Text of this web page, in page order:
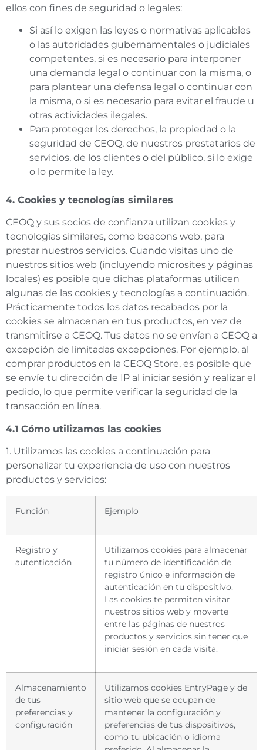
ellos con fines de seguridad o legales:
Si así lo exigen las leyes o normativas aplicables
o las autoridades gubernamentales o judiciales
competentes, si es necesario para interponer
una demanda legal o continuar con la misma, o
para plantear una defensa legal o continuar con
la misma, o si es necesario para evitar el fraude u
otras actividades ilegales.
Para proteger los derechos, la propiedad o la
seguridad de CEOQ, de nuestros prestatarios de
servicios, de los clientes o del público, si lo exige
o lo permite la ley.
4. Cookies y tecnologías similares
CEOQ y sus socios de confianza utilizan cookies y
tecnologías similares, como beacons web, para
prestar nuestros servicios. Cuando visitas uno de
nuestros sitios web (incluyendo microsites y páginas
locales) es posible que dichas plataformas utilicen
algunas de las cookies y tecnologías a continuación.
Prácticamente todos los datos recabados por la
cookies se almacenan en tus productos, en vez de
transmitirse a CEOQ. Tus datos no se envían a CEOQ a
excepción de limitadas excepciones. Por ejemplo, al
comprar productos en la CEOQ Store, es posible que
se envíe tu dirección de IP al iniciar sesión y realizar el
pedido, lo que permite verificar la seguridad de la
transacción en línea.
4.1 Cómo utilizamos las cookies
1. Utilizamos las cookies a continuación para
personalizar tu experiencia de uso con nuestros
productos y servicios:
Función Ejemplo
Registro y
autenticación
Utilizamos cookies para almacenar
tu número de identificación de
registro único e información de
autenticación en tu dispositivo.
Las cookies te permiten visitar
nuestros sitios web y moverte
entre las páginas de nuestros
productos y servicios sin tener que
iniciar sesión en cada visita.
Almacenamiento
de tus
preferencias y
configuración
Utilizamos cookies EntryPage y de
sitio web que se ocupan de
mantener la configuración y
preferencias de tus dispositivos,
como tu ubicación o idioma